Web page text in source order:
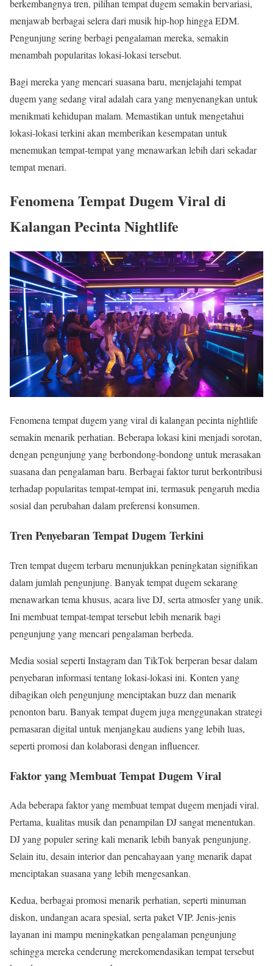
berkembangnya tren, pilihan tempat dugem semakin bervariasi,
menjawab berbagai selera dari musik hip-hop hingga EDM.
Pengunjung sering berbagi pengalaman mereka, semakin
menambah popularitas lokasi-lokasi tersebut.
Bagi mereka yang mencari suasana baru, menjelajahi tempat
dugem yang sedang viral adalah cara yang menyenangkan untuk
menikmati kehidupan malam. Memastikan untuk mengetahui
lokasi-lokasi terkini akan memberikan kesempatan untuk
menemukan tempat-tempat yang menawarkan lebih dari sekadar
tempat menari.
Fenomena Tempat Dugem Viral di
Kalangan Pecinta Nightlife
Fenomena tempat dugem yang viral di kalangan pecinta nightlife
semakin menarik perhatian. Beberapa lokasi kini menjadi sorotan,
dengan pengunjung yang berbondong-bondong untuk merasakan
suasana dan pengalaman baru. Berbagai faktor turut berkontribusi
terhadap popularitas tempat-tempat ini, termasuk pengaruh media
sosial dan perubahan dalam preferensi konsumen.
Tren Penyebaran Tempat Dugem Terkini
Tren tempat dugem terbaru menunjukkan peningkatan signifikan
dalam jumlah pengunjung. Banyak tempat dugem sekarang
menawarkan tema khusus, acara live DJ, serta atmosfer yang unik.
Ini membuat tempat-tempat tersebut lebih menarik bagi
pengunjung yang mencari pengalaman berbeda.
Media sosial seperti Instagram dan TikTok berperan besar dalam
penyebaran informasi tentang lokasi-lokasi ini. Konten yang
dibagikan oleh pengunjung menciptakan buzz dan menarik
penonton baru. Banyak tempat dugem juga menggunakan strategi
pemasaran digital untuk menjangkau audiens yang lebih luas,
seperti promosi dan kolaborasi dengan influencer.
Faktor yang Membuat Tempat Dugem Viral
Ada beberapa faktor yang membuat tempat dugem menjadi viral.
Pertama, kualitas musik dan penampilan DJ sangat menentukan.
DJ yang populer sering kali menarik lebih banyak pengunjung.
Selain itu, desain interior dan pencahayaan yang menarik dapat
menciptakan suasana yang lebih mengesankan.
Kedua, berbagai promosi menarik perhatian, seperti minuman
diskon, undangan acara spesial, serta paket VIP. Jenis-jenis
layanan ini mampu meningkatkan pengalaman pengunjung
sehingga mereka cenderung merekomendasikan tempat tersebut